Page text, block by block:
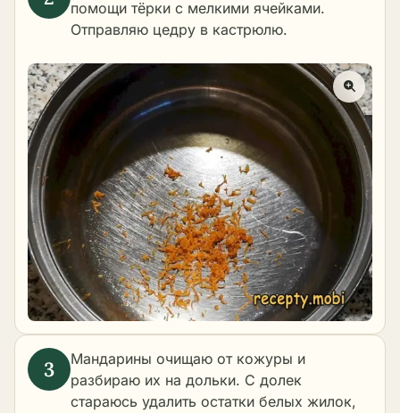
помощи тёрки с мелкими ячейками.
Отправляю цедру в кастрюлю.
Мандарины очищаю от кожуры и
разбираю их на дольки. С долек
стараюсь удалить остатки белых жилок,